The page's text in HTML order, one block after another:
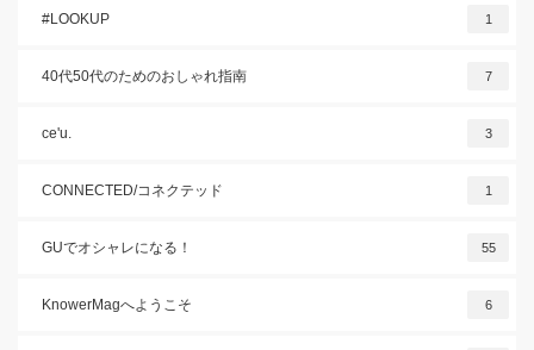
#LOOKUP 1
40代50代のためのおしゃれ指南 7
ce'u. 3
CONNECTED/コネクテッド 1
GUでオシャレになる！ 55
KnowerMagへようこそ 6